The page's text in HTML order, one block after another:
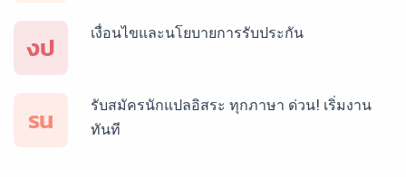
บริการรับแปลภาษาสเปน ราคาเริ่มต้น 150฿
บริการรับแปลภาษาเยอรมัน ราคาเริ่มต้น 150฿
งป เงื่อนไขและนโยบายการรับประกัน
รน
รับสมัครนักแปลอิสระ ทุกภาษา ด่วน! เริ่มงาน
ทันที